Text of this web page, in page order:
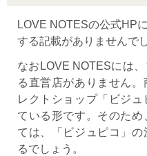
LOVE NOTESの公式HP
する記載がありませんでし
なおLOVE NOTESには
る直営店がありません
レクトショップ「ビジ
ている形です。そのた
ては、「ビジュピコ」
るでしょう。